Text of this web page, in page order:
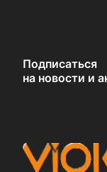
Подписаться
на новости и